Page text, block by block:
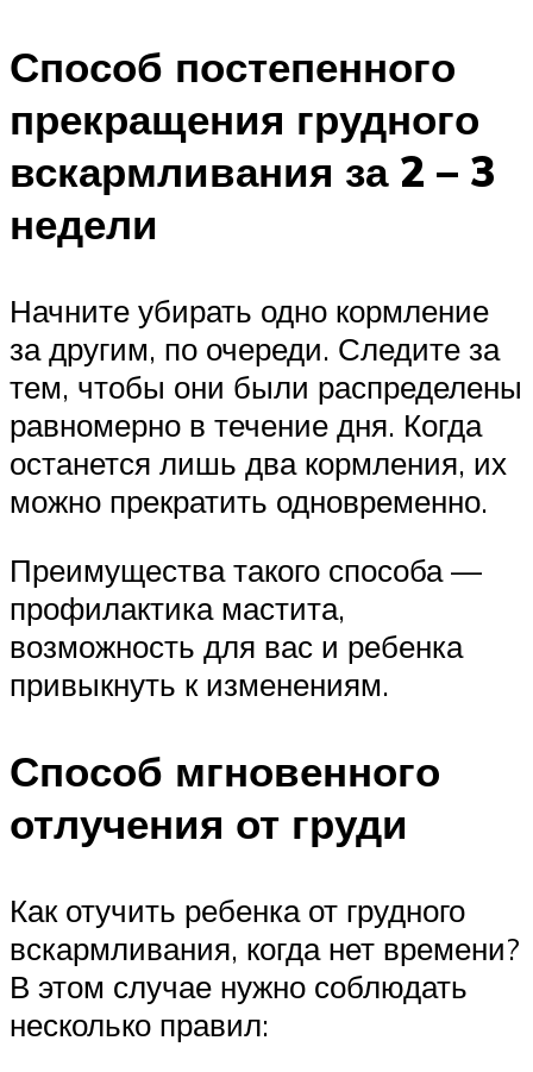
Способ постепенного
прекращения грудного
вскармливания за 2 – 3
недели
Начните убирать одно кормление
за другим, по очереди. Следите за
тем, чтобы они были распределены
равномерно в течение дня. Когда
останется лишь два кормления, их
можно прекратить одновременно.
Преимущества такого способа —
профилактика мастита,
возможность для вас и ребенка
привыкнуть к изменениям.
Способ мгновенного
отлучения от груди
Как отучить ребенка от грудного
вскармливания, когда нет времени?
В этом случае нужно соблюдать
несколько правил: